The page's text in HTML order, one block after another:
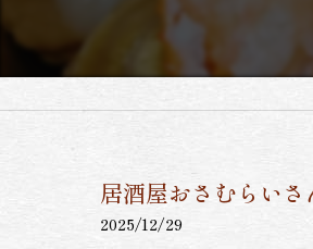
居酒屋おさむらい
2025/12/29